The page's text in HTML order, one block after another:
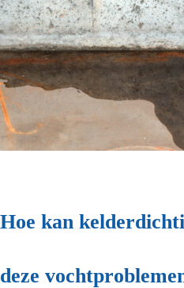
Hoe kan
deze